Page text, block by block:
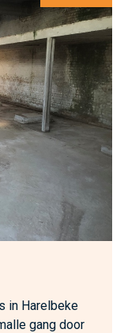
in Harelbeke
gang door